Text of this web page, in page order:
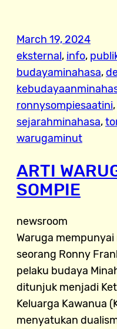
March 19, 2024
eksternal, info,
budayaminahasa,
ronnysompiesaatini,
sejarahminahasa,
warugaminut
ARTI
SOMPIE
newsroom
Waruga
seorang Ronny
pelaku budaya
ditunjuk menjadi
Keluarga Kawanua
menyatukan